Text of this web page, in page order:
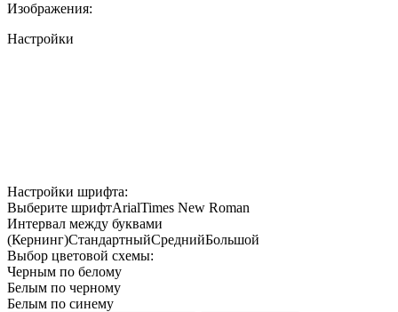
Изображения:
Настройки
Настройки шрифта:
Выберите шрифтArialTimes New Roman
Интервал между буквами
(Кернинг)СтандартныйСреднийБольшой
Выбор цветовой схемы:
Черным по белому
Белым по черному
Белым по синему